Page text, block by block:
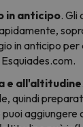
in anticipo. Gli
in anticipo
e all'altitudine
quindi
aggiungere